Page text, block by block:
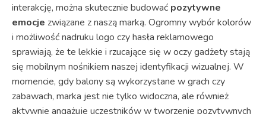
interakcję, można skutecznie budować pozytywne
emocje związane z naszą marką. Ogromny wybór kolorów
i możliwość nadruku logo czy hasła reklamowego
sprawiają, że te lekkie i rzucające się w oczy gadżety stają
się mobilnym nośnikiem naszej identyfikacji wizualnej. W
momencie, gdy balony są wykorzystane w grach czy
zabawach, marka jest nie tylko widoczna, ale również
aktywnie angażuje uczestników w tworzenie pozytywnych